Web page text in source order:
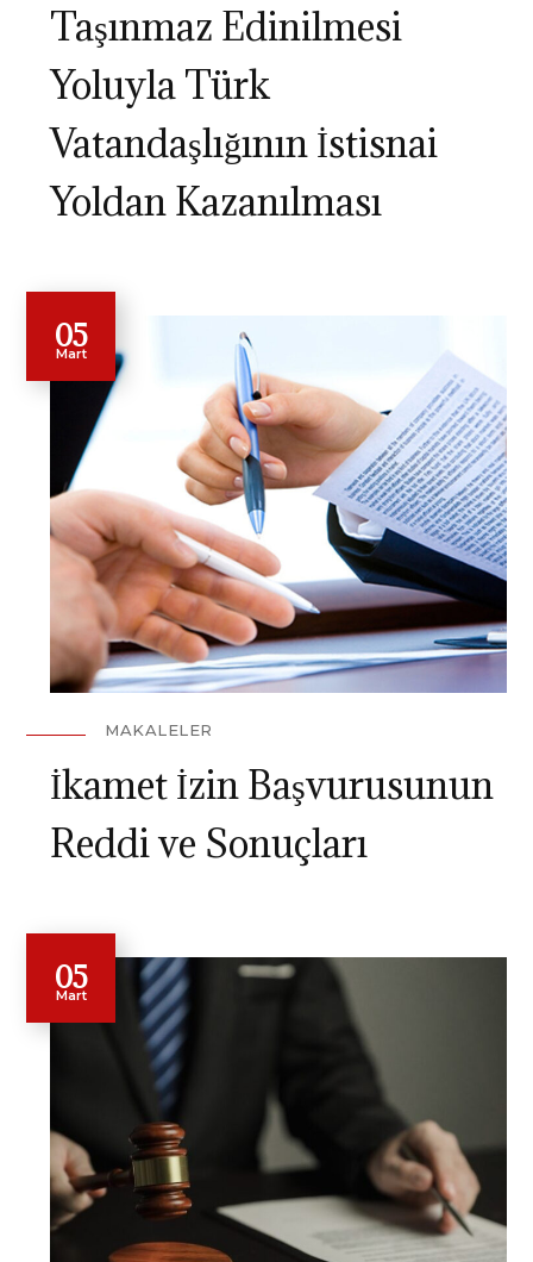
Taşınmaz Edinilmesi
Yoluyla Türk
Vatandaşlığının İstisnai
Yoldan Kazanılması
05
Mart
MAKALELER
İkamet İzin Başvurusunun
Reddi ve Sonuçları
05
Mart